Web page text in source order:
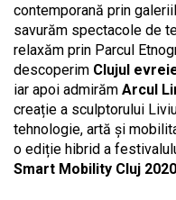
contemporană prin
savurăm spectacole de
relaxăm prin Parcul
descoperim Clujul
iar apoi admirăm Arcul
creație a sculptorului
tehnologie, artă și
o ediție hibrid a
Smart Mobility Cluj